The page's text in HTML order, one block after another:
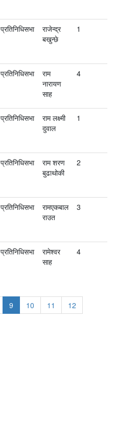
प्रतिनिधिसभा
राजेन्द्र
बखुन्छे
1
प्रतिनिधिसभा
राम
नारायण
साह
4
प्रतिनिधिसभा
राम लक्ष्मी
दुवाल
1
प्रतिनिधिसभा
राम शरण
बुढाथोकी
2
प्रतिनिधिसभा
रामएकबाल
राउत
3
प्रतिनिधिसभा
रामेश्वर
साह
4
9 10 11
12